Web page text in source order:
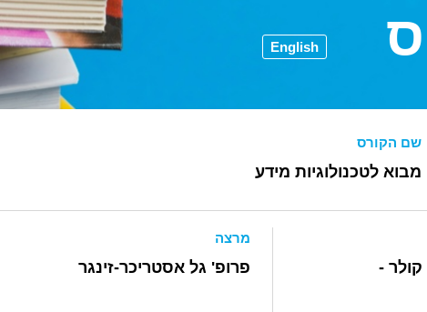
English
שם הקורס
מבוא לטכנולוגיות מידע
-
מרצה
פרופ' גל אסטריכר-זינגר